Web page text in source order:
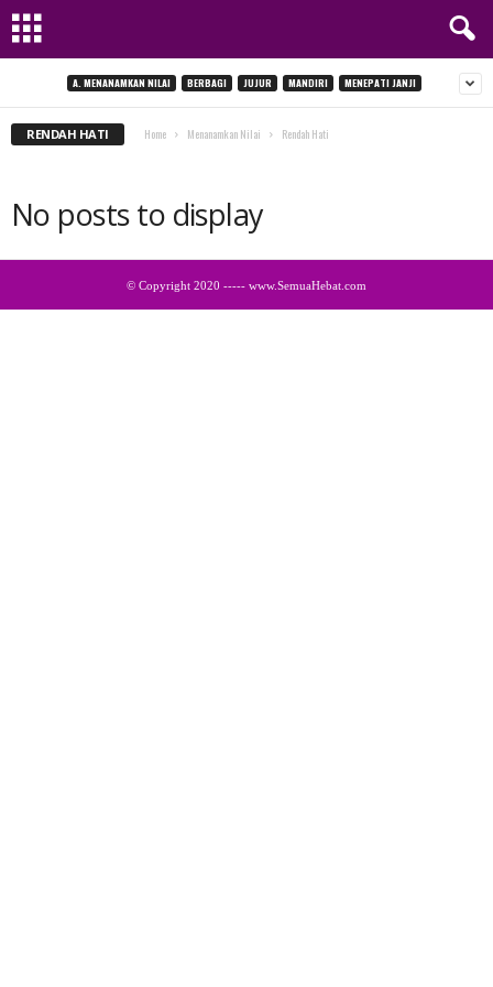
A. MENANAMKAN NILAI BERBAGI JUJUR MANDIRI MENEPATI JANJI
RENDAH HATI Home Menanamkan Nilai Rendah Hati
No posts to display
© Copyright 2020 ----- www.SemuaHebat.com